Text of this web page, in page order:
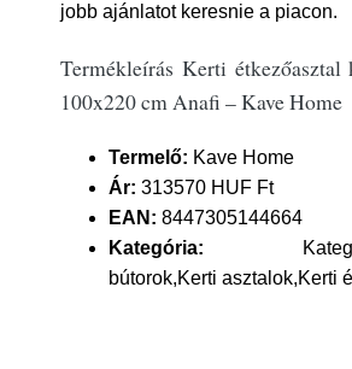
jobb ajánlatot keresnie a piacon.
Termékleírás Kerti étkezőasztal
100x220 cm Anafi – Kave Home
Termelő: Kave Home
Ár: 313570 HUF Ft
EAN: 8447305144664
Kategória:
bútorok,Kerti asztalok,Kerti